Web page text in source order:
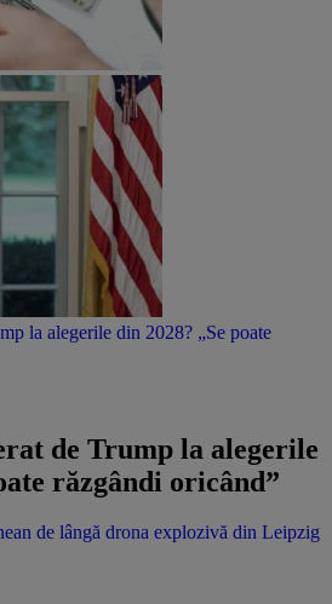
la alegerile din 2028? „Se poate
de Trump la alegerile
răzgândi oricând”
de lângă drona explozivă din Leipzig